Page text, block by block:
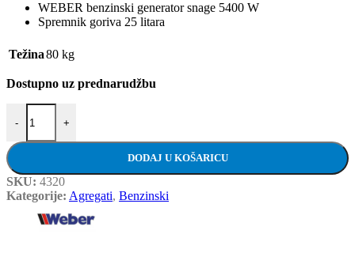
WEBER benzinski generator snage 5400 W
Spremnik goriva 25 litara
Težina80 kg
Dostupno uz prednarudžbu
-
WEBER agregat, benzinski 5400 W / 230 V količina
+
DODAJ U KOŠARICU
SKU: 4320
Kategorije: Agregati, Benzinski